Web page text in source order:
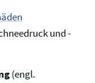
und -
(engl.